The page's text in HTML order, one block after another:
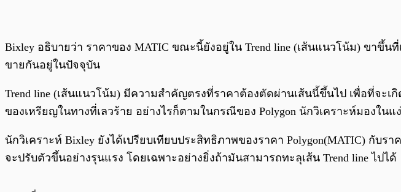
Bixley อธิบายว่า ราคาของ MATIC ขณะนี้ยังอยู่ใน Trend line (เส้นแนวโน้ม) ขาขึ้น
ขายกันอยู่ในปัจจุบัน
Trend line (เส้นแนวโน้ม) มีความสำคัญตรงที่ราคาต้องตัดผ่านเส้นนี้ขึ้นไป เพื่อที่จะ
ของเหรียญในทางที่เลวร้าย อย่างไรก็ตามในกรณีของ Polygon นักวิเคราะห์มองใน
นักวิเคราะห์ Bixley ยังได้เปรียบเทียบประสิทธิภาพของราคา Polygon(MATIC) กับรา
จะปรับตัวขึ้นอย่างรุนแรง โดยเฉพาะอย่างยิ่งถ้ามันสามารถทะลุเส้น Trend line ไปได้